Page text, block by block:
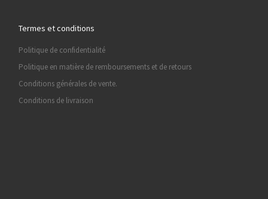
Termes et conditions
Politique de confidentialité
Politique en matière de remboursements et de retours
Conditions générales de vente.
Conditions de livraison